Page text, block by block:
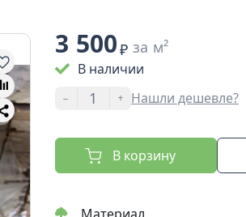
3 500 ₽ за м²
В наличии
-
+ Нашли дешевле?
В корзину